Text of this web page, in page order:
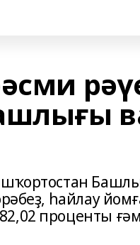
һайлау
проценты